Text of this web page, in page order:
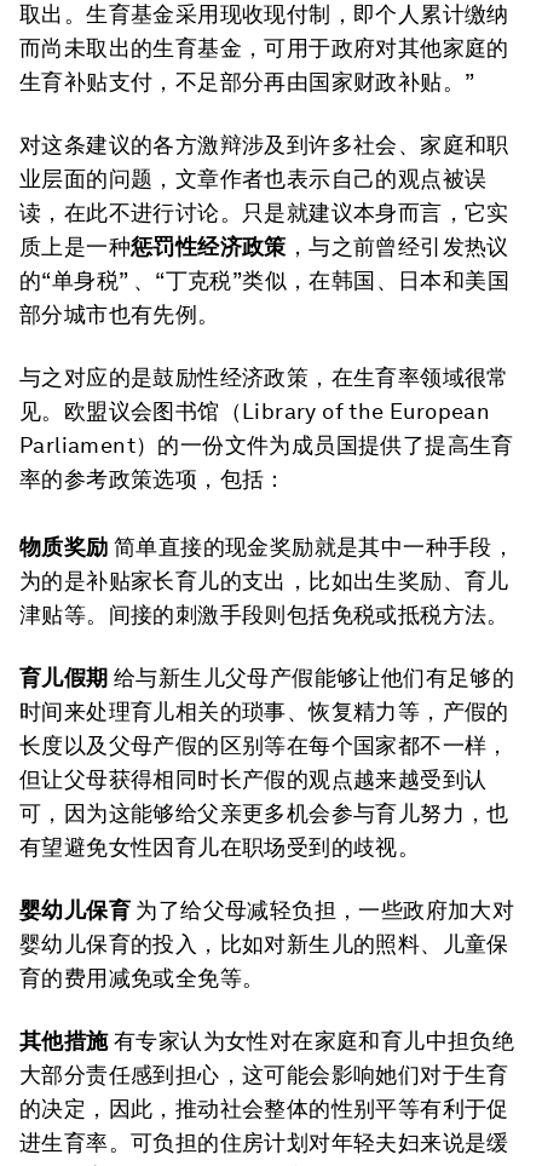
取出。生育基金采用现收现付制，即个人累计缴纳
而尚未取出的生育基金，可用于政府对其他家庭的
生育补贴支付，不足部分再由国家财政补贴。”
对这条建议的各方激辩涉及到许多社会、家庭和职
业层面的问题，文章作者也表示自己的观点被误
读，在此不进行讨论。只是就建议本身而言，它实
质上是一种惩罚性经济政策 ，与之前曾经引发热议
的“单身税” 、“丁克税”类似，在韩国、日本和美国
部分城市也有先例。
与之对应的是鼓励性经济政策，在生育率领域很常
见。欧盟议会图书馆（Library of the European
Parliament）的一份文件为成员国提供了提高生育
率的参考政策选项，包括：
物质奖励 简单直接的现金奖励就是其中一种手段，
为的是补贴家长育儿的支出，比如出生奖励、育儿
津贴等。间接的刺激手段则包括免税或抵税方法。
育儿假期 给与新生儿父母产假能够让他们有足够的
时间来处理育儿相关的琐事、恢复精力等，产假的
长度以及父母产假的区别等在每个国家都不一样，
但让父母获得相同时长产假的观点越来越受到认
可，因为这能够给父亲更多机会参与育儿努力，也
有望避免女性因育儿在职场受到的歧视。
婴幼儿保育 为了给父母减轻负担，一些政府加大对
婴幼儿保育的投入，比如对新生儿的照料、儿童保
育的费用减免或全免等。
其他措施有专家认为女性对在家庭和育儿中担负绝
大部分责任感到担心，这可能会影响她们对于生育
的决定，因此，推动社会整体的性别平等有利于促
进生育率。可负担的住房计划对年轻夫妇来说是缓